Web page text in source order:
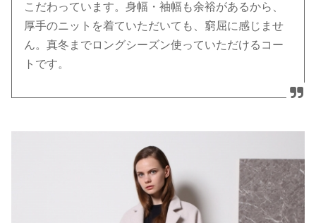
こだわっています。身幅・袖幅も余裕があるから、
厚手のニットを着ていただいても、窮屈に感じませ
ん。真冬までロングシーズン使っていただけるコー
トです。